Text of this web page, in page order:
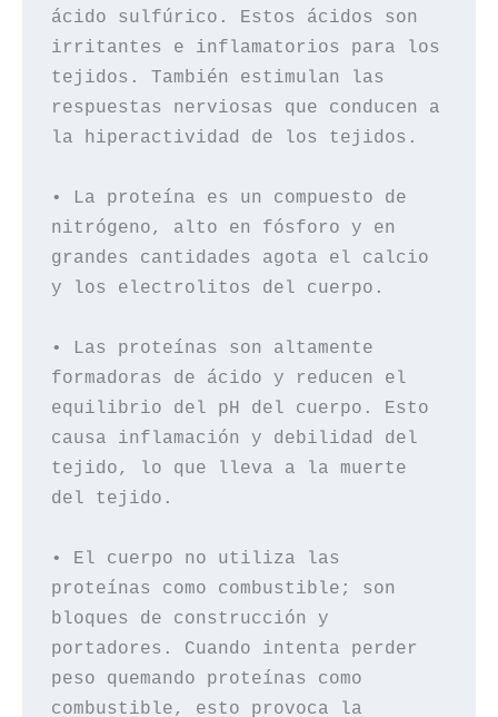
ácido sulfúrico. Estos ácidos son
irritantes e inflamatorios para los
tejidos. También estimulan las
respuestas nerviosas que conducen a
la hiperactividad de los tejidos.
• La proteína es un compuesto de
nitrógeno, alto en fósforo y en
grandes cantidades agota el calcio
y los electrolitos del cuerpo.
• Las proteínas son altamente
formadoras de ácido y reducen el
equilibrio del pH del cuerpo. Esto
causa inflamación y debilidad del
tejido, lo que lleva a la muerte
del tejido.
• El cuerpo no utiliza las
proteínas como combustible; son
bloques de construcción y
portadores. Cuando intenta perder
peso quemando proteínas como
combustible, esto provoca la